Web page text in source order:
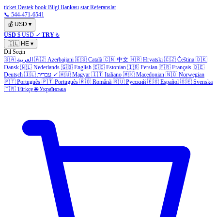
ticket Destek book Bilgi Bankası star Referanslar
📞 544-471-6541
💰 USD ▾
USD $ USD ✓ TRY ₺
🇮🇱 HE ▾
Dil Seçin
🇸🇦 العربية 🇦🇿 Azerbaijani 🇪🇸 Català 🇨🇳 中文 🇭🇷 Hrvatski 🇨🇿 Čeština 🇩🇰
Dansk 🇳🇱 Nederlands 🇬🇧 English 🇪🇪 Estonian 🇮🇷 Persian 🇫🇷 Français 🇩🇪
Deutsch 🇮🇱 עברית ✓ 🇭🇺 Magyar 🇮🇹 Italiano 🇲🇰 Macedonian 🇳🇴 Norwegian
🇵🇹 Português 🇵🇹 Português 🇷🇴 Română 🇷🇺 Русский 🇪🇸 Español 🇸🇪 Svenska
🇹🇷 Türkçe 🌐 Українська